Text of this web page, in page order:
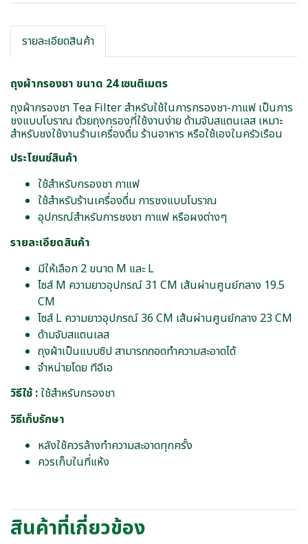
รายละเอียดสินค้า
ถุงผ้ากรองชา ขนาด 24 เซนติเมตร
ถุงผ้ากรองชา Tea Filter สำหรับใช้ในการกรองชา-กาแฟ เป็นการ
ชงแบบโบราณ ด้วยถุงกรองที่ใช้งานง่าย ด้ามจับสแตนเลส เหมาะ
สำหรับชงใช้งานร้านเครื่องดื่ม ร้านอาหาร หรือใช้เองในครัวเรือน
ประโยนช์สินค้า
ใช้สำหรับกรองชา กาแฟ
ใช้สำหรับร้านเครื่องดื่ม การชงแบบโบราณ
อุปกรณ์สำหรับการชงชา กาแฟ หรือผงต่างๆ
รายละเอียดสินค้า
มีให้เลือก 2 ขนาด M และ L
ไซส์ M ความยาวอุปกรณ์ 31 CM เส้นผ่านศูนย์กลาง 19.5
CM
ไซส์ L ความยาวอุปกรณ์ 36 CM เส้นผ่านศูนย์กลาง 23 CM
ด้ามจับสแตนเลส
ถุงผ้าเป็นแบบซิป สามารถถอดทำความสะอาดได้
จำหน่ายโดย ทีอีเอ
วิธีใช้ :ใช้สำหรับกรองชา
วิธีเก็บรักษา
หลังใช้ควรล้างทำความสะอาดทุกครั้ง
ควรเก็บในที่แห้ง
สินค้าที่เกี่ยวข้อง